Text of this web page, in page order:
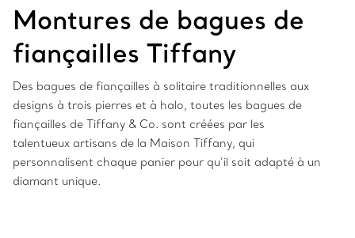
Montures de bagues de
fiançailles Tiffany
Des bagues de fiançailles à solitaire traditionnelles aux
designs à trois pierres et à halo, toutes les bagues de
fiançailles de Tiffany & Co. sont créées par les
talentueux artisans de la Maison Tiffany, qui
personnalisent chaque panier pour qu’il soit adapté à un
diamant unique.